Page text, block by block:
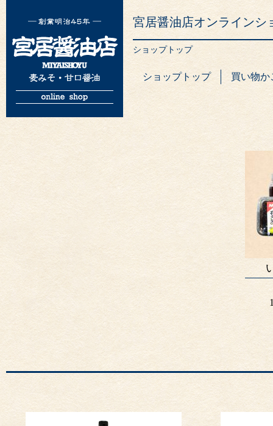
宮居醤油店オンラインシ
ショップトップ
ショップトップ 買い物か